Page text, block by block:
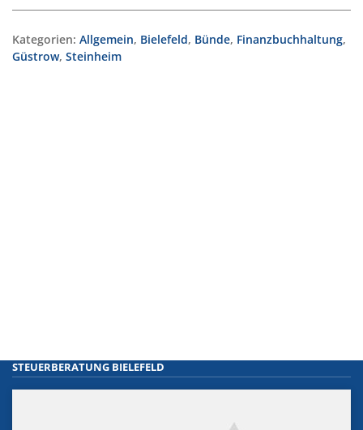
Kategorien: Allgemein, Bielefeld, Bünde, Finanzbuchhaltung,
Güstrow, Steinheim
STEUERBERATUNG BIELEFELD